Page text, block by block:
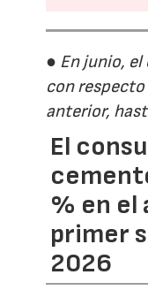
● En junio,
con
anterior,
El
% en el
primer
2026